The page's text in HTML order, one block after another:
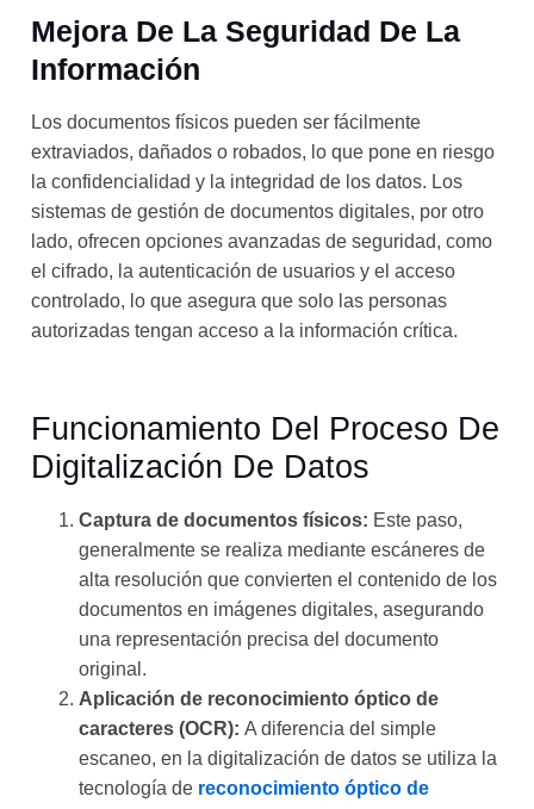
Mejora De La Seguridad De La
Información
Los documentos físicos pueden ser fácilmente
extraviados, dañados o robados, lo que pone en riesgo
la confidencialidad y la integridad de los datos. Los
sistemas de gestión de documentos digitales, por otro
lado, ofrecen opciones avanzadas de seguridad, como
el cifrado, la autenticación de usuarios y el acceso
controlado, lo que asegura que solo las personas
autorizadas tengan acceso a la información crítica.
Funcionamiento Del Proceso De
Digitalización De Datos
Captura de documentos físicos: Este paso,
generalmente se realiza mediante escáneres de
alta resolución que convierten el contenido de los
documentos en imágenes digitales, asegurando
una representación precisa del documento
original.
Aplicación de reconocimiento óptico de
caracteres (OCR): A diferencia del simple
escaneo, en la digitalización de datos se utiliza la
tecnología de reconocimiento óptico de